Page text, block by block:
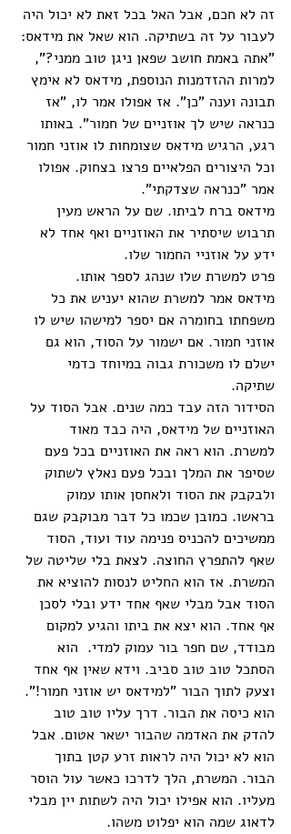
זה לא חכם, אבל האל בכל זאת לא יכול היה
לעבור על זה בשתיקה. הוא שאל את מידאס:
"אתה באמת חושב שפאן ניגן טוב ממני?",
למרות ההזדמנות הנוספת, מידאס לא אימץ
תבונה וענה "כן". אז אפולו אמר לו, "אז
כנראה שיש לך אוזניים של חמור". באותו
רגע, הרגיש מידאס שצומחות לו אוזני חמור
וכל היצורים הפלאיים פרצו בצחוק. אפולו
אמר "כנראה שצדקתי".
מידאס ברח לביתו. שם על הראש מעין
תרבוש שיסתיר את האוזניים ואף אחד לא
ידע על אוזניי החמור שלו.
פרט למשרת שלו שנהג לספר אותו.
מידאס אמר למשרת שהוא יעניש את כל
משפחתו בחומרה אם יספר למישהו שיש לו
אוזני חמור. אם ישמור על הסוד, הוא גם
ישלם לו משכורת גבוה במיוחד כדמי
שתיקה.
הסידור הזה עבד כמה שנים. אבל הסוד על
האוזניים של מידאס, היה כבד מאוד
למשרת. הוא ראה את האוזניים בכל פעם
שסיפר את המלך ובכל פעם נאלץ לשתוק
ולבקבק את הסוד ולאחסן אותו עמוק
בראשו. כמובן שכמו כל דבר מבוקבק שגם
ממשיכים להכניס פנימה עוד ועוד, הסוד
שאף להתפרץ החוצה. לצאת בלי שליטה של
המשרת. אז הוא החליט לנסות להוציא את
הסוד אבל מבלי שאף אחד ידע ובלי לסכן
אף אחד. הוא יצא את ביתו והגיע למקום
מבודד, שם חפר בור עמוק למדי.  הוא
הסתכל טוב טוב סביב. וידא שאין אף אחד
וצעק לתוך הבור "למידאס יש אוזני חמור!".
הוא כיסה את הבור. דרך עליו טוב טוב
להדק את האדמה שהבור ישאר אטום. אבל
הוא לא יכול היה לראות זרע קטן בתוך
הבור. המשרת, הלך לדרכו כאשר עול הוסר
מעליו. הוא אפילו יכול היה לשתות יין מבלי
לדאוג שמה הוא יפלוט משהו.